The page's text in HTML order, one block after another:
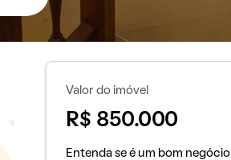
Valor do imóvel
R$ 850.000
Entenda se é um bom negócio